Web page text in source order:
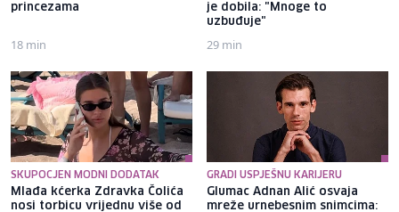
princezama
18 min
je dobila: "Mnoge to
uzbuđuje"
29 min
SKUPOCJEN MODNI DODATAK
Mlađa kćerka Zdravka Čolića
nosi torbicu vrijednu više od
GRADI USPJEŠNU KARIJERU
Glumac Adnan Alić osvaja
mreže urnebesnim snimcima: